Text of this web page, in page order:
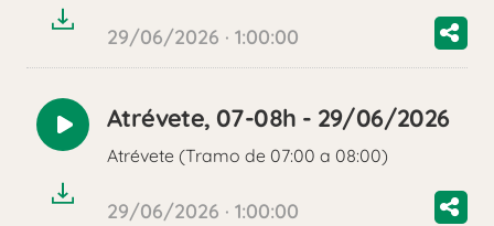
29/06/2026 · 1:00:00
Reproducir
audio
Atrévete, 07-08h - 29/06/2026
Atrévete (Tramo de 07:00 a 08:00)
29/06/2026 · 1:00:00